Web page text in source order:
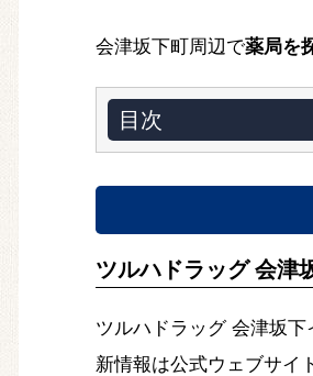
会津坂下町周辺で薬局を
目次
ツルハドラッグ 会津
ツルハドラッグ 会津坂
新情報は公式ウェブサイ